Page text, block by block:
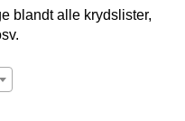
blandt alle krydslister,